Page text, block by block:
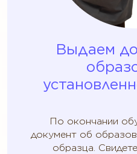
Выдаем
По окончании
документ об
образца.